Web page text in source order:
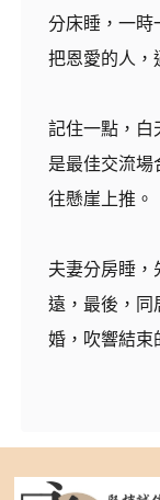
分床睡，一時
把恩愛的人，
記住一點，白
是最佳交流場
往懸崖上推。
夫妻分房睡，
遠，最後，同
婚，吹響結束